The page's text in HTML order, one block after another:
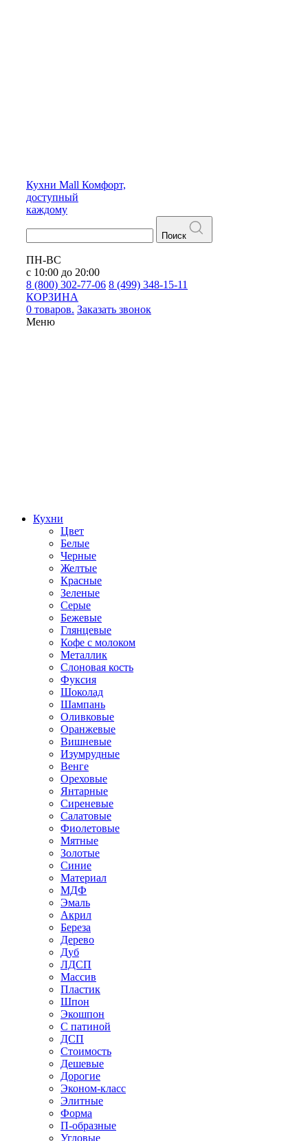
Кухни Mall Комфорт,
доступный
каждому
Поиск
ПН-ВС
с 10:00 до 20:00
8 (800) 302-77-06 8 (499) 348-15-11
КОРЗИНА
0 товаров. Заказать звонок
Меню
Кухни
Цвет
Белые
Черные
Желтые
Красные
Зеленые
Серые
Бежевые
Глянцевые
Кофе с молоком
Металлик
Слоновая кость
Фуксия
Шоколад
Шампань
Оливковые
Оранжевые
Вишневые
Изумрудные
Венге
Ореховые
Янтарные
Сиреневые
Салатовые
Фиолетовые
Мятные
Золотые
Синие
Материал
МДФ
Эмаль
Акрил
Береза
Дерево
Дуб
ЛДСП
Массив
Пластик
Шпон
Экошпон
С патиной
ДСП
Стоимость
Дешевые
Дорогие
Эконом-класс
Элитные
Форма
П-образные
Угловые